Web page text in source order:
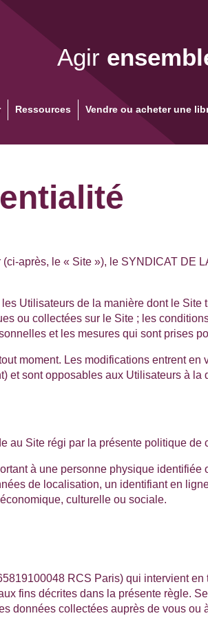
Agir
Ressources Vendre ou acheter une
après, le « Site »), le SYNDICAT DE
Utilisateurs de la manière dont le
ou collectées sur le Site ; les
et les mesures qui sont prises
moment. Les modifications entrent
et sont opposables aux Utilisateurs à
au Site régi par la présente politique de
à une personne physique identifiée
de localisation, un identifiant en
culturelle ou sociale.
RCS Paris) qui intervient en
fins décrites dans la présente règle.
données collectées auprès de vous ou